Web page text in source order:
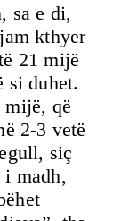
sa e di,
kthyer
21 mijë
si duhet.
që
2-3 vetë
siç
i madh,